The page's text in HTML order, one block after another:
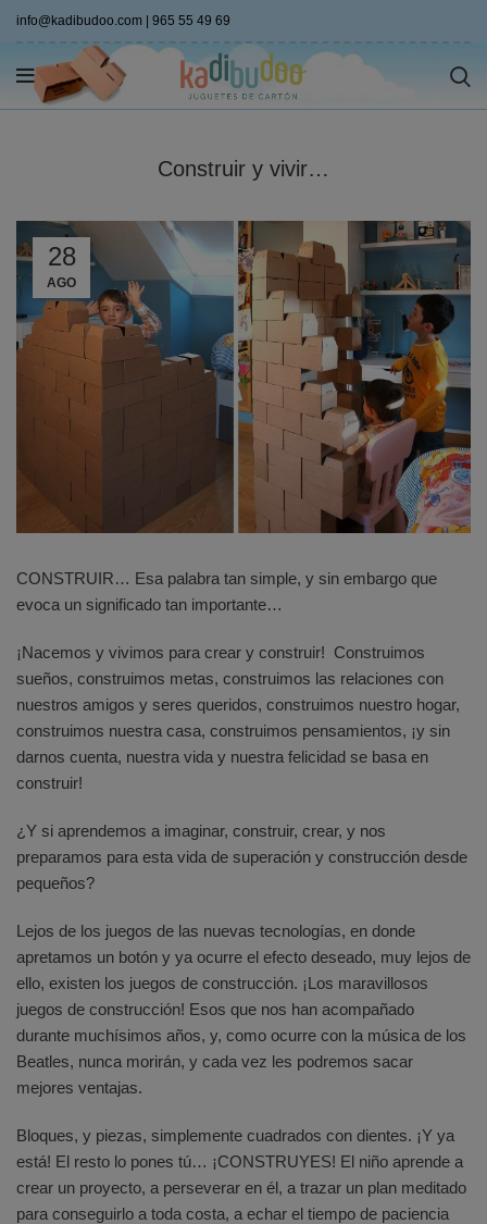
info@kadibudoo.com 965 55 49 69
Construir y vivir…
28
AGO
CONSTRUIR… Esa palabra tan simple, y sin embargo que
evoca un significado tan importante…
¡Nacemos y vivimos para crear y construir! Construimos
sueños, construimos metas, construimos las relaciones con
nuestros amigos y seres queridos, construimos nuestro hogar,
construimos nuestra casa, construimos pensamientos, ¡y sin
darnos cuenta, nuestra vida y nuestra felicidad se basa en
construir!
¿Y si aprendemos a imaginar, construir, crear, y nos
preparamos para esta vida de superación y construcción desde
pequeños?
Lejos de los juegos de las nuevas tecnologías, en donde
apretamos un botón y ya ocurre el efecto deseado, muy lejos de
ello, existen los juegos de construcción. ¡Los maravillosos
juegos de construcción! Esos que nos han acompañado
durante muchísimos años, y, como ocurre con la música de los
Beatles, nunca morirán, y cada vez les podremos sacar
mejores ventajas.
Bloques, y piezas, simplemente cuadrados con dientes. ¡Y ya
está! El resto lo pones tú… ¡CONSTRUYES! El niño aprende a
crear un proyecto, a perseverar en él, a trazar un plan meditado
para conseguirlo a toda costa, a echar el tiempo de paciencia